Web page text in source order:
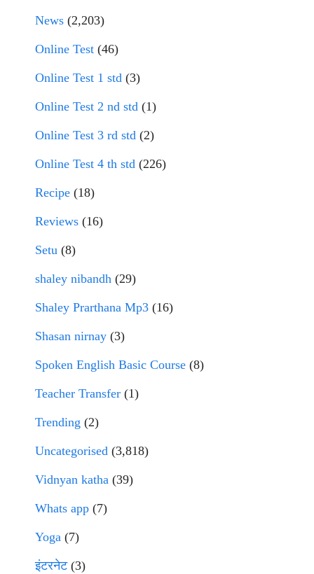
News (2,203)
Online Test (46)
Online Test 1 std (3)
Online Test 2 nd std (1)
Online Test 3 rd std (2)
Online Test 4 th std (226)
Recipe (18)
Reviews (16)
Setu (8)
shaley nibandh (29)
Shaley Prarthana Mp3 (16)
Shasan nirnay (3)
Spoken English Basic Course (8)
Teacher Transfer (1)
Trending (2)
Uncategorised (3,818)
Vidnyan katha (39)
Whats app (7)
Yoga (7)
इंटरनेट(3)